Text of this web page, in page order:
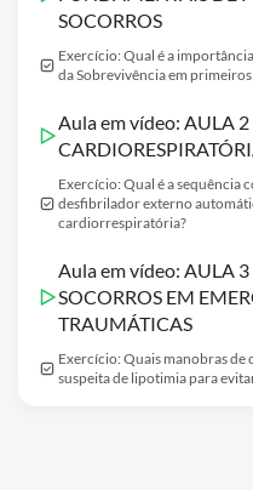
SOCORROS
Exercício: Qual é a
da Sobrevivência em
Aula em vídeo: AULA
Exercício: Qual é a sequência
desfibrilador externo
cardiorrespiratória?
Aula em vídeo: AULA
SOCORROS EM
TRAUMÁTICAS
Exercício: Quais manobras de
suspeita de lipotimia para